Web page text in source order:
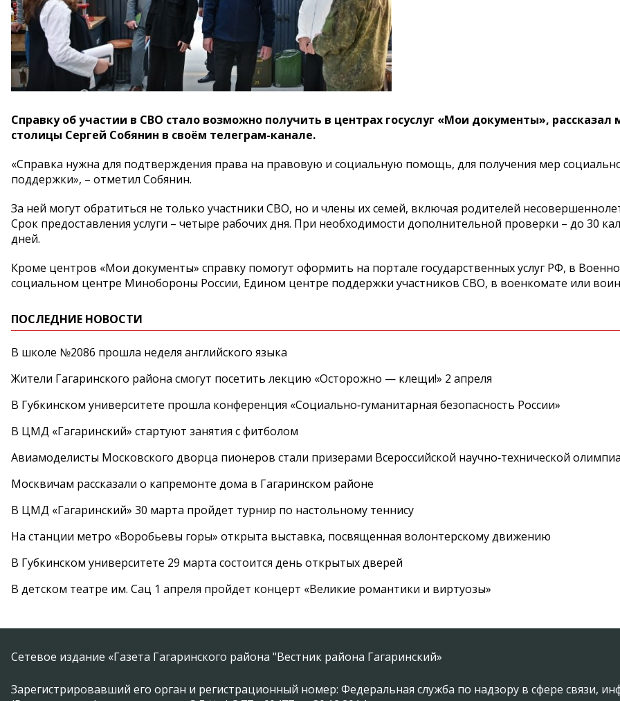
Справку об участии в СВО стало возможно получить в центрах госуслуг «Мои документы», рассказал
столицы Сергей Собянин в своём телеграм-канале.
«Справка нужна для подтверждения права на правовую и социальную помощь, для получения мер
поддержки», – отметил Собянин.
За ней могут обратиться не только участники СВО, но и члены их семей, включая родителей
Срок предоставления услуги – четыре рабочих дня. При необходимости дополнительной проверки – до 30
дней.
Кроме центров «Мои документы» справку помогут оформить на портале государственных услуг РФ, в
социальном центре Минобороны России, Едином центре поддержки участников СВО, в военкомате или
ПОСЛЕДНИЕ НОВОСТИ
В школе №2086 прошла неделя английского языка
Жители Гагаринского района смогут посетить лекцию «Осторожно — клещи!» 2 апреля
В Губкинском университете прошла конференция «Социально‑гуманитарная безопасность России»
В ЦМД «Гагаринский» стартуют занятия с фитболом
Авиамоделисты Московского дворца пионеров стали призерами Всероссийской научно‑технической
Москвичам рассказали о капремонте дома в Гагаринском районе
В ЦМД «Гагаринский» 30 марта пройдет турнир по настольному теннису
На станции метро «Воробьевы горы» открыта выставка, посвященная волонтерскому движению
В Губкинском университете 29 марта состоится день открытых дверей
В детском театре им. Сац 1 апреля пройдет концерт «Великие романтики и виртуозы»
Сетевое издание «Газета Гагаринского района "Вестник района Гагаринский»
Зарегистрировавший его орган и регистрационный номер: Федеральная служба по надзору в сфере связи,